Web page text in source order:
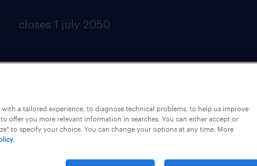
closes 1 july 2050
a tailored experience, to diagnose technical problems, to help us improve
offer you more relevant information in searches. You can either accept or
to specify your choice. You can change your options at any time. More